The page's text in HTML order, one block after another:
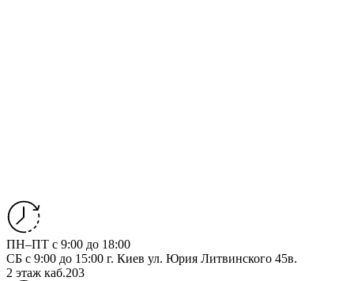
ПН–ПТ с 9:00 до 18:00
СБ с 9:00 до 15:00 г. Киев ул. Юрия Литвинского 45в.
2 этаж каб.203